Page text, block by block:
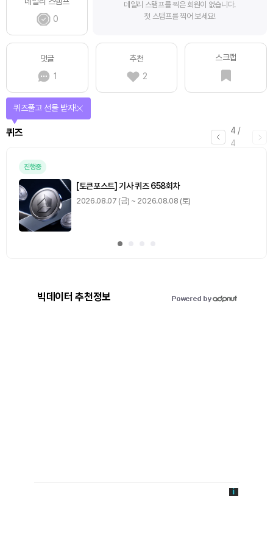
0
데일리 스탬프를 찍은 회원이 없습니다.
첫 스탬프를 찍어 보세요!
댓글
1
추천
2
스크랩
4 /
4
퀴즈
퀴즈풀고 선물 받자!
진행중
[토큰포스트] 기사 퀴즈 658회차
2026.08.07 (금) ~ 2026.08.08 (토)
빅데이터 추천정보